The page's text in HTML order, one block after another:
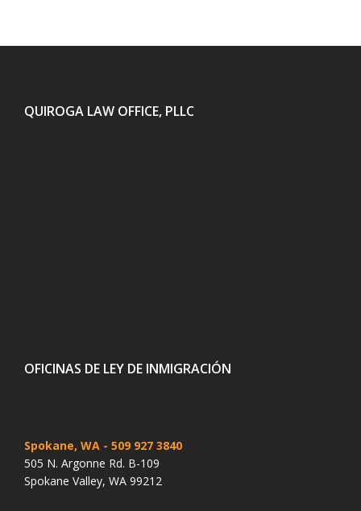
QUIROGA LAW OFFICE, PLLC
OFICINAS DE LEY DE INMIGRACIÓN
Spokane, WA - 509 927 3840
505 N. Argonne Rd. B-109
Spokane Valley, WA 99212